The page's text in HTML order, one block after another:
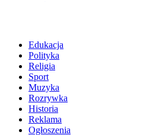
Edukacja
Polityka
Religia
Sport
Muzyka
Rozrywka
Historia
Reklama
Ogłoszenia